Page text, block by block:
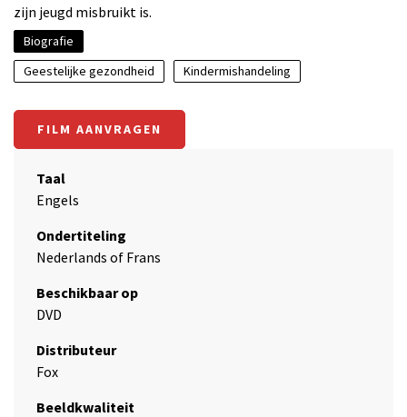
zijn jeugd misbruikt is.
Biografie
Geestelijke gezondheid
Kindermishandeling
FILM AANVRAGEN
Taal
Engels
Ondertiteling
Nederlands of Frans
Beschikbaar op
DVD
Distributeur
Fox
Beeldkwaliteit